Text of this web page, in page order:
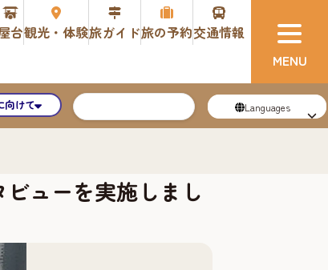
台観光・体験旅ガイド旅の予約交通情報
向けて Languages
ューを実施しまし